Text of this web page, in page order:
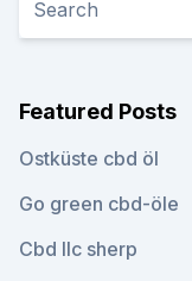
Featured Posts
Ostküste cbd öl
Go green cbd-öle
Cbd llc sherp